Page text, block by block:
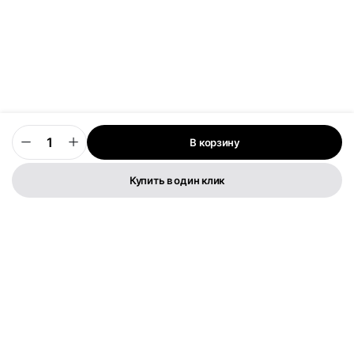
В корзину
Купить в один клик